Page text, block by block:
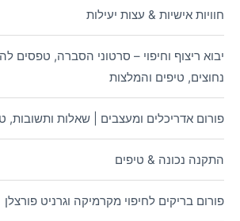
חוויות אישיות & עצות יעילות
יבוא ריצוף וחיפוי – סרטוני הסברה, טפסים
נחוצים, טיפים והמלצות
פורום אדריכלים ומעצבים | שאלות ותשובות,
התקנה נכונה & טיפים
פורום בריקים לחיפוי מקרמיקה וגרניט פורצלן